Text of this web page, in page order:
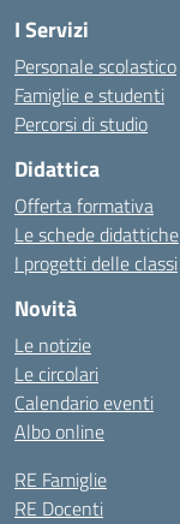
I Servizi
Personale scolastico
Famiglie e studenti
Percorsi di studio
Didattica
Offerta formativa
Le schede didattiche
I progetti delle classi
Novità
Le notizie
Le circolari
Calendario eventi
Albo online
RE Famiglie
RE Docenti